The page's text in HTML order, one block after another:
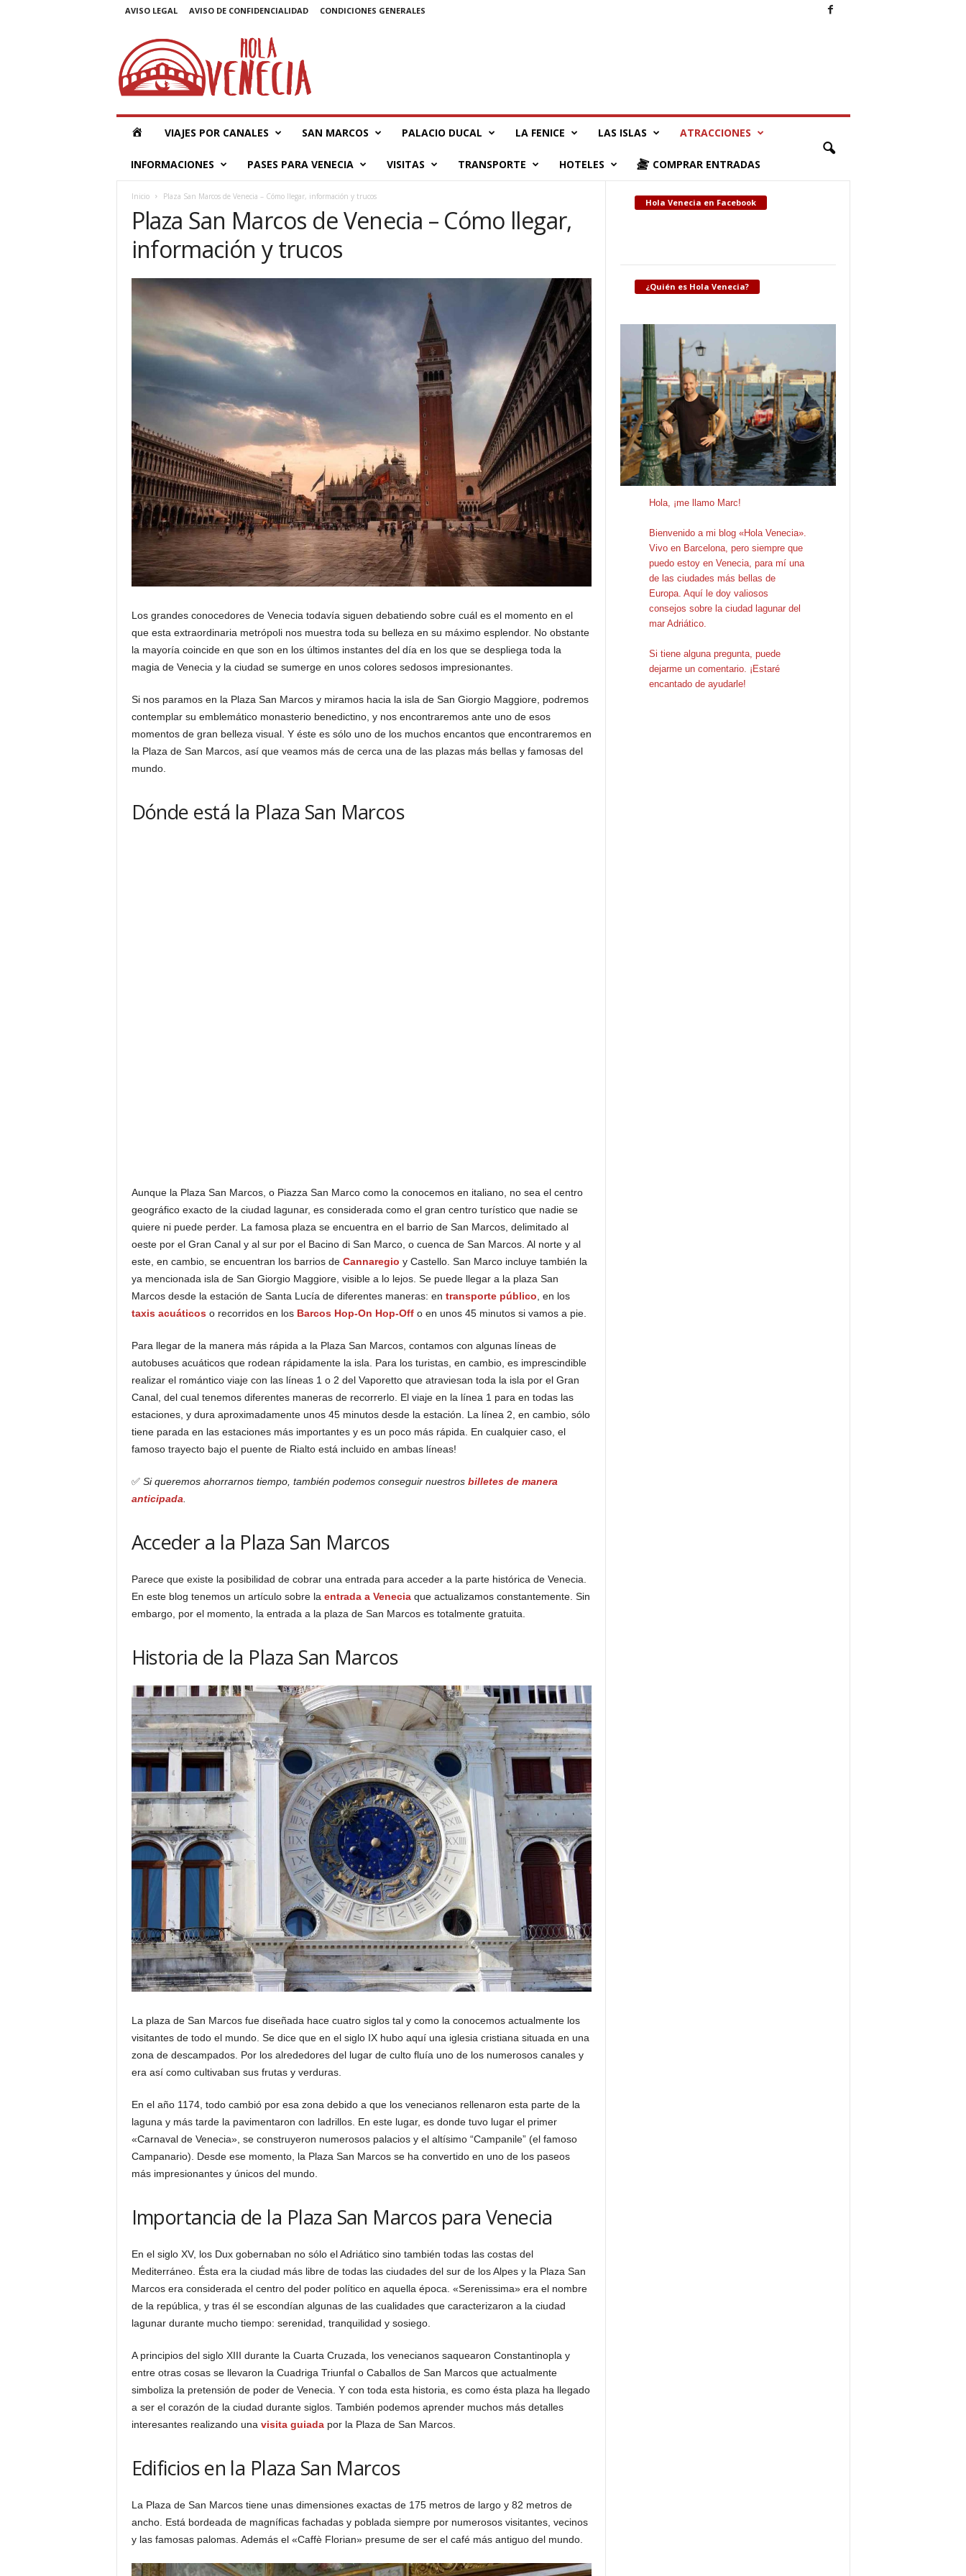
AVISO LEGAL AVISO DE CONFIDENCIALIDAD CONDICIONES GENERALES
s
e
r
O
L
A
V
E
A
VIAJES POR CANALES SAN MARCOS PALACIO DUCAL LA FENICE LAS ISLAS ATRACCIONES
INFORMACIONES PASES PARA VENECIA VISITAS TRANSPORTE HOTELES COMPRAR ENTRADAS
Inicio Plaza San Marcos de Venecia – Cómo llegar, información y trucos
Plaza San Marcos de Venecia – Cómo llegar,
información y trucos
Los grandes conocedores de Venecia todavía siguen debatiendo sobre cuál es el momento en el
que esta extraordinaria metrópoli nos muestra toda su belleza en su máximo esplendor. No obstante
la mayoría coincide en que son en los últimos instantes del día en los que se despliega toda la
magia de Venecia y la ciudad se sumerge en unos colores sedosos impresionantes.
Si nos paramos en la Plaza San Marcos y miramos hacia la isla de San Giorgio Maggiore, podremos
contemplar su emblemático monasterio benedictino, y nos encontraremos ante uno de esos
momentos de gran belleza visual. Y éste es sólo uno de los muchos encantos que encontraremos en
la Plaza de San Marcos, así que veamos más de cerca una de las plazas más bellas y famosas del
mundo.
Dónde está la Plaza San Marcos
Aunque la Plaza San Marcos, o Piazza San Marco como la conocemos en italiano, no sea el centro
geográfico exacto de la ciudad lagunar, es considerada como el gran centro turístico que nadie se
quiere ni puede perder. La famosa plaza se encuentra en el barrio de San Marcos, delimitado al
oeste por el Gran Canal y al sur por el Bacino di San Marco, o cuenca de San Marcos. Al norte y al
este, en cambio, se encuentran los barrios de Cannaregio y Castello. San Marco incluye también la
ya mencionada isla de San Giorgio Maggiore, visible a lo lejos. Se puede llegar a la plaza San
Marcos desde la estación de Santa Lucía de diferentes maneras: en transporte público , en los
taxis acuáticoso recorridos en los Barcos Hop-On Hop-Offo en unos 45 minutos si vamos a pie.
Para llegar de la manera más rápida a la Plaza San Marcos, contamos con algunas líneas de
autobuses acuáticos que rodean rápidamente la isla. Para los turistas, en cambio, es imprescindible
realizar el romántico viaje con las líneas 1 o 2 del Vaporetto que atraviesan toda la isla por el Gran
Canal, del cual tenemos diferentes maneras de recorrerlo. El viaje en la línea 1 para en todas las
estaciones, y dura aproximadamente unos 45 minutos desde la estación. La línea 2, en cambio, sólo
tiene parada en las estaciones más importantes y es un poco más rápida. En cualquier caso, el
famoso trayecto bajo el puente de Rialto está incluido en ambas líneas!
✅ Si queremos ahorrarnos tiempo, también podemos conseguir nuestros billetes de manera
anticipada
Acceder a la Plaza San Marcos
Parece que existe la posibilidad de cobrar una entrada para acceder a la parte histórica de Venecia.
En este blog tenemos un artículo sobre la entrada a Veneciaque actualizamos constantemente. Sin
embargo, por el momento, la entrada a la plaza de San Marcos es totalmente gratuita.
Historia de la Plaza San Marcos
La plaza de San Marcos fue diseñada hace cuatro siglos tal y como la conocemos actualmente los
visitantes de todo el mundo. Se dice que en el siglo IX hubo aquí una iglesia cristiana situada en una
zona de descampados. Por los alrededores del lugar de culto fluía uno de los numerosos canales y
era así como cultivaban sus frutas y verduras.
En el año 1174, todo cambió por esa zona debido a que los venecianos rellenaron esta parte de la
laguna y más tarde la pavimentaron con ladrillos. En este lugar, es donde tuvo lugar el primer
«Carnaval de Venecia», se construyeron numerosos palacios y el altísimo “Campanile” (el famoso
Campanario). Desde ese momento, la Plaza San Marcos se ha convertido en uno de los paseos
más impresionantes y únicos del mundo.
Importancia de la Plaza San Marcos para Venecia
En el siglo XV, los Dux gobernaban no sólo el Adriático sino también todas las costas del
Mediterráneo. Ésta era la ciudad más libre de todas las ciudades del sur de los Alpes y la Plaza San
Marcos era considerada el centro del poder político en aquella época. «Serenissima» era el nombre
de la república, y tras él se escondían algunas de las cualidades que caracterizaron a la ciudad
lagunar durante mucho tiempo: serenidad, tranquilidad y sosiego.
A principios del siglo XIII durante la Cuarta Cruzada, los venecianos saquearon Constantinopla y
entre otras cosas se llevaron la Cuadriga Triunfal o Caballos de San Marcos que actualmente
simboliza la pretensión de poder de Venecia. Y con toda esta historia, es como ésta plaza ha llegado
a ser el corazón de la ciudad durante siglos. También podemos aprender muchos más detalles
interesantes realizando una visita guiadapor la Plaza de San Marcos.
Edificios en la Plaza San Marcos
La Plaza de San Marcos tiene unas dimensiones exactas de 175 metros de largo y 82 metros de
ancho. Está bordeada de magníficas fachadas y poblada siempre por numerosos visitantes, vecinos
y las famosas palomas. Además el «Caffè Florian» presume de ser el café más antiguo del mundo.
Hola Venecia en Facebook
¿Quién es Hola Venecia?
Hola, ¡me llamo Marc!
Bienvenido a mi blog «Hola Venecia».
Vivo en Barcelona, pero siempre que
puedo estoy en Venecia, para mí una
de las ciudades más bellas de
Europa. Aquí le doy valiosos
consejos sobre la ciudad lagunar del
mar Adriático.
Si tiene alguna pregunta, puede
dejarme un comentario. ¡Estaré
encantado de ayudarle!